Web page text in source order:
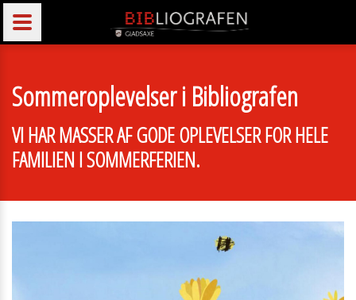
Sommeroplevelser i Bibliografen
VI HAR MASSER AF GODE OPLEVELSER FOR HELE
FAMILIEN I SOMMERFERIEN.